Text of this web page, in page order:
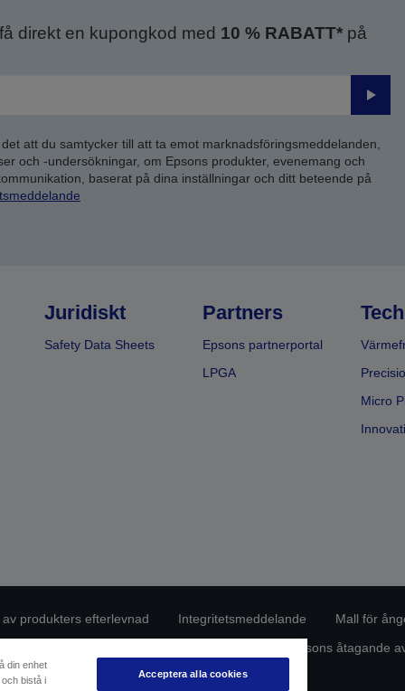
direkt en kupongkod med 10 % RABATT*på
att du samtycker till att ta emot marknadsföringsmeddelanden,
och -undersökningar, om Epsons produkter, evenemang och
baserat på dina inställningar och ditt beteende på
Juridiskt
Safety Data Sheets
Partners
Epsons partnerportal
LPGA
Micro
produkters efterlevnad Integritetsmeddelande
Mall för
Epsons åtagande
din enhet
bistå i
Acceptera alla cookies